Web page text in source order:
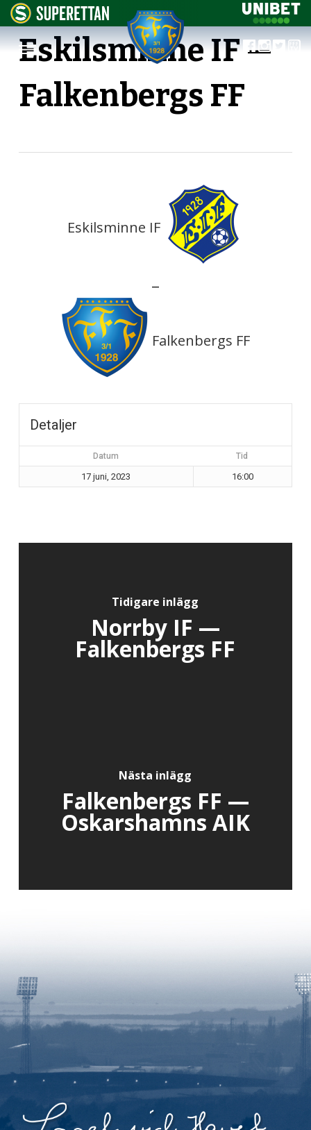
Eskilsminne IF —
Falkenbergs FF
Eskilsminne IF
—
Falkenbergs FF
Detaljer
Datum Tid
17 juni, 2023 16:00
Tidigare inlägg
Norrby IF —
Falkenbergs FF
Nästa inlägg
Falkenbergs FF —
Oskarshamns AIK